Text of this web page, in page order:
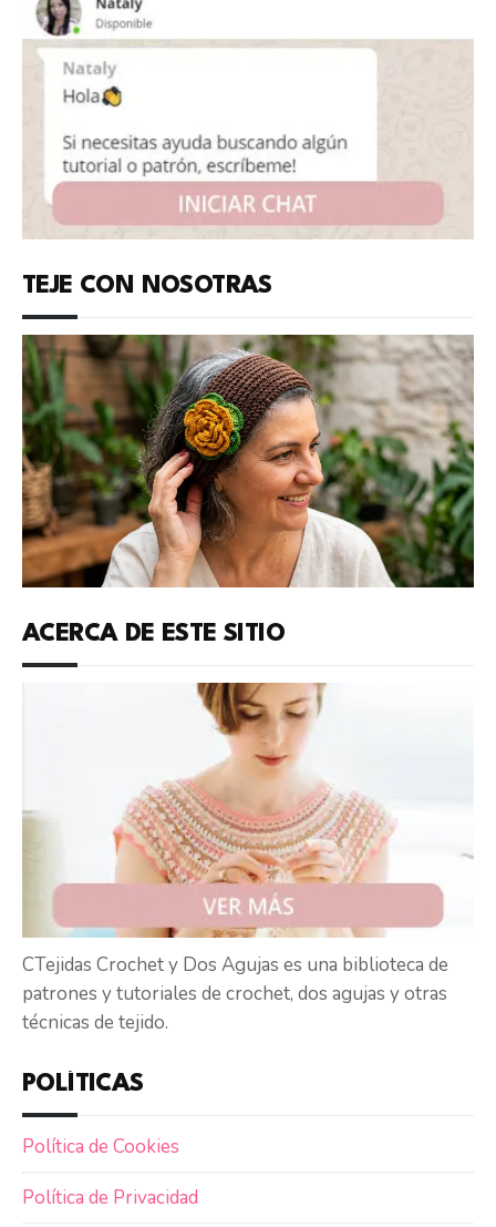
TEJE CON NOSOTRAS
ACERCA DE ESTE SITIO
CTejidas Crochet y Dos Agujas es una biblioteca de
patrones y tutoriales de crochet, dos agujas y otras
técnicas de tejido.
POLÍTICAS
Política de Cookies
Política de Privacidad